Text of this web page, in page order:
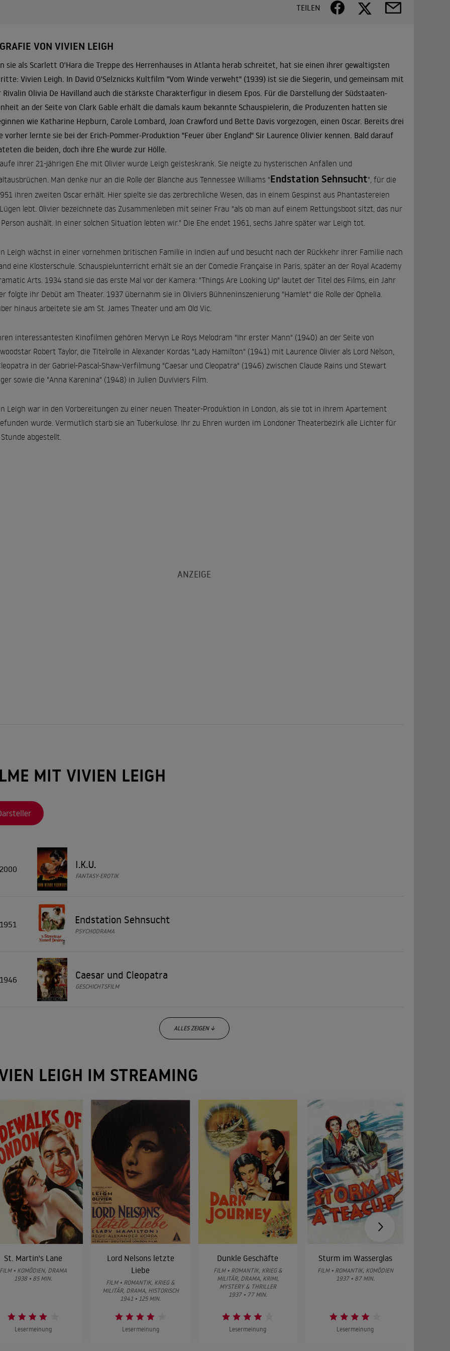
TEILEN
VON VIVIEN LEIGH
sie als Scarlett O'Hara die Treppe des Herrenhauses in Atlanta herab schreitet, hat sie einen ihrer gewaltigsten
Vivien Leigh. In David O'Selznicks Kultfilm "Vom Winde verweht" (1939) ist sie die Siegerin, und gemeinsam mit
Rivalin Olivia De Havilland auch die stärkste Charakterfigur in diesem Epos. Für die Darstellung der Südstaaten-
an der Seite von Clark Gable erhält die damals kaum bekannte Schauspielerin, die Produzenten hatten sie
wie Katharine Hepburn, Carole Lombard, Joan Crawford und Bette Davis vorgezogen, einen Oscar. Bereits drei
vorher lernte sie bei der Erich-Pommer-Produktion "Feuer über England" Sir Laurence Olivier kennen. Bald darauf
die beiden, doch ihre Ehe wurde zur Hölle.
ihrer 21-jährigen Ehe mit Olivier wurde Leigh geisteskrank. Sie neigte zu hysterischen Anfällen und
Man denke nur an die Rolle der Blanche aus Tennessee Williams "Endstation Sehnsucht", für die
ihren zweiten Oscar erhält. Hier spielte sie das zerbrechliche Wesen, das in einem Gespinst aus Phantastereien
lebt. Olivier bezeichnete das Zusammenleben mit seiner Frau "als ob man auf einem Rettungsboot sitzt, das nur
aushält. In einer solchen Situation lebten wir." Die Ehe endet 1961, sechs Jahre später war Leigh tot.
Leigh wächst in einer vornehmen britischen Familie in Indien auf und besucht nach der Rückkehr ihrer Familie nach
eine Klosterschule. Schauspielunterricht erhält sie an der Comedie Française in Paris, später an der Royal Academy
Arts. 1934 stand sie das erste Mal vor der Kamera: "Things Are Looking Up" lautet der Titel des Films, ein Jahr
folgte ihr Debüt am Theater. 1937 übernahm sie in Oliviers Bühneninszenierung "Hamlet" die Rolle der Ophelia.
hinaus arbeitete sie am St. James Theater und am Old Vic.
interessantesten Kinofilmen gehören Mervyn Le Roys Melodram "Ihr erster Mann" (1940) an der Seite von
Robert Taylor, die Titelrolle in Alexander Kordas "Lady Hamilton" (1941) mit Laurence Olivier als Lord Nelson,
in der Gabriel-Pascal-Shaw-Verfilmung "Caesar und Cleopatra" (1946) zwischen Claude Rains und Stewart
sowie die "Anna Karenina" (1948) in Julien Duviviers Film.
Leigh war in den Vorbereitungen zu einer neuen Theater-Produktion in London, als sie tot in ihrem Apartement
wurde. Vermutlich starb sie an Tuberkulose. Ihr zu Ehren wurden im Londoner Theaterbezirk alle Lichter für
abgestellt.
MIT VIVIEN LEIGH
2000 I.K.U.
FANTASY-EROTIK
1951 Endstation Sehnsucht
PSYCHODRAMA
1946 Caesar und Cleopatra
GESCHICHTSFILM
ALLES ZEIGEN ↓
1939
MELODRAM
LEIGH IM STREAMING
St. Martin's Lane
• KOMÖDIEN, DRAMA
1938 • 85 MIN.
Lesermeinung
Lord Nelsons letzte
Liebe
FILM • ROMANTIK, KRIEG &
MILITÄR, DRAMA, HISTORISCH
1941 • 125 MIN.
Lesermeinung
Dunkle Geschäfte
FILM • ROMANTIK, KRIEG &
MILITÄR, DRAMA, KRIMI,
MYSTERY & THRILLER
1937 • 77 MIN.
Lesermeinung
Sturm im Wasserglas
FILM • ROMANTIK, KOMÖDIEN
1937 • 87 MIN.
Lesermeinung